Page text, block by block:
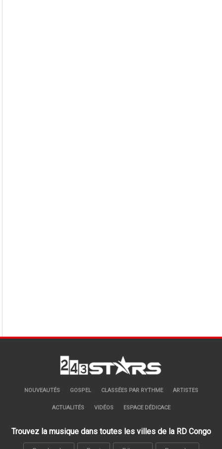
NOUVEAUTÉS GOSPEL CLASSÉES PAR RYTHME ARTISTES
ACTUALITÉS VIDÉOS ESPACE DÉDICACE
Trouvez la musique dans toutes les villes de la RD Congo